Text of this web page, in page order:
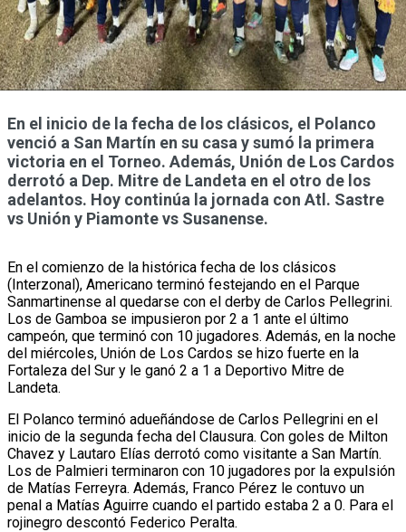
En el inicio de la fecha de los clásicos, el Polanco
venció a San Martín en su casa y sumó la primera
victoria en el Torneo. Además, Unión de Los Cardos
derrotó a Dep. Mitre de Landeta en el otro de los
adelantos. Hoy continúa la jornada con Atl. Sastre
vs Unión y Piamonte vs Susanense.
En el comienzo de la histórica fecha de los clásicos
(Interzonal), Americano terminó festejando en el Parque
Sanmartinense al quedarse con el derby de Carlos Pellegrini.
Los de Gamboa se impusieron por 2 a 1 ante el último
campeón, que terminó con 10 jugadores. Además, en la noche
del miércoles, Unión de Los Cardos se hizo fuerte en la
Fortaleza del Sur y le ganó 2 a 1 a Deportivo Mitre de
Landeta.
El Polanco terminó adueñándose de Carlos Pellegrini en el
inicio de la segunda fecha del Clausura. Con goles de Milton
Chavez y Lautaro Elías derrotó como visitante a San Martín.
Los de Palmieri terminaron con 10 jugadores por la expulsión
de Matías Ferreyra. Además, Franco Pérez le contuvo un
penal a Matías Aguirre cuando el partido estaba 2 a 0. Para el
rojinegro descontó Federico Peralta.